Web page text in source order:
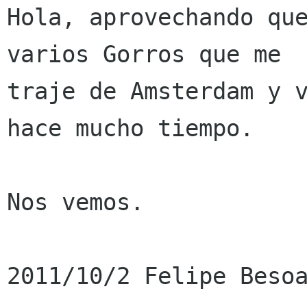
Hola, aprovechando
varios Gorros que me
traje de Amsterdam
hace mucho tiempo.
Nos vemos.
2011/10/2 Felipe